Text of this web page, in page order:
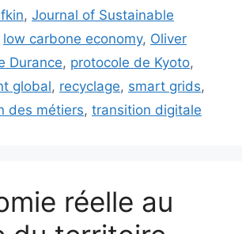
, Journal of Sustainable
low carbone economy, Oliver
Durance, protocole de Kyoto,
global, recyclage, smart grids,
des métiers, transition digitale
réelle au